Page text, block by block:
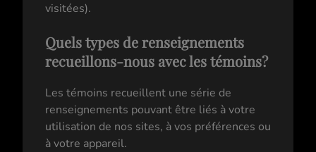
visitées).
Quels types de renseignements
recueillons-nous avec les témoins?
Les témoins recueillent une série de
renseignements pouvant être liés à votre
utilisation de nos sites, à vos préférences ou
à votre appareil.